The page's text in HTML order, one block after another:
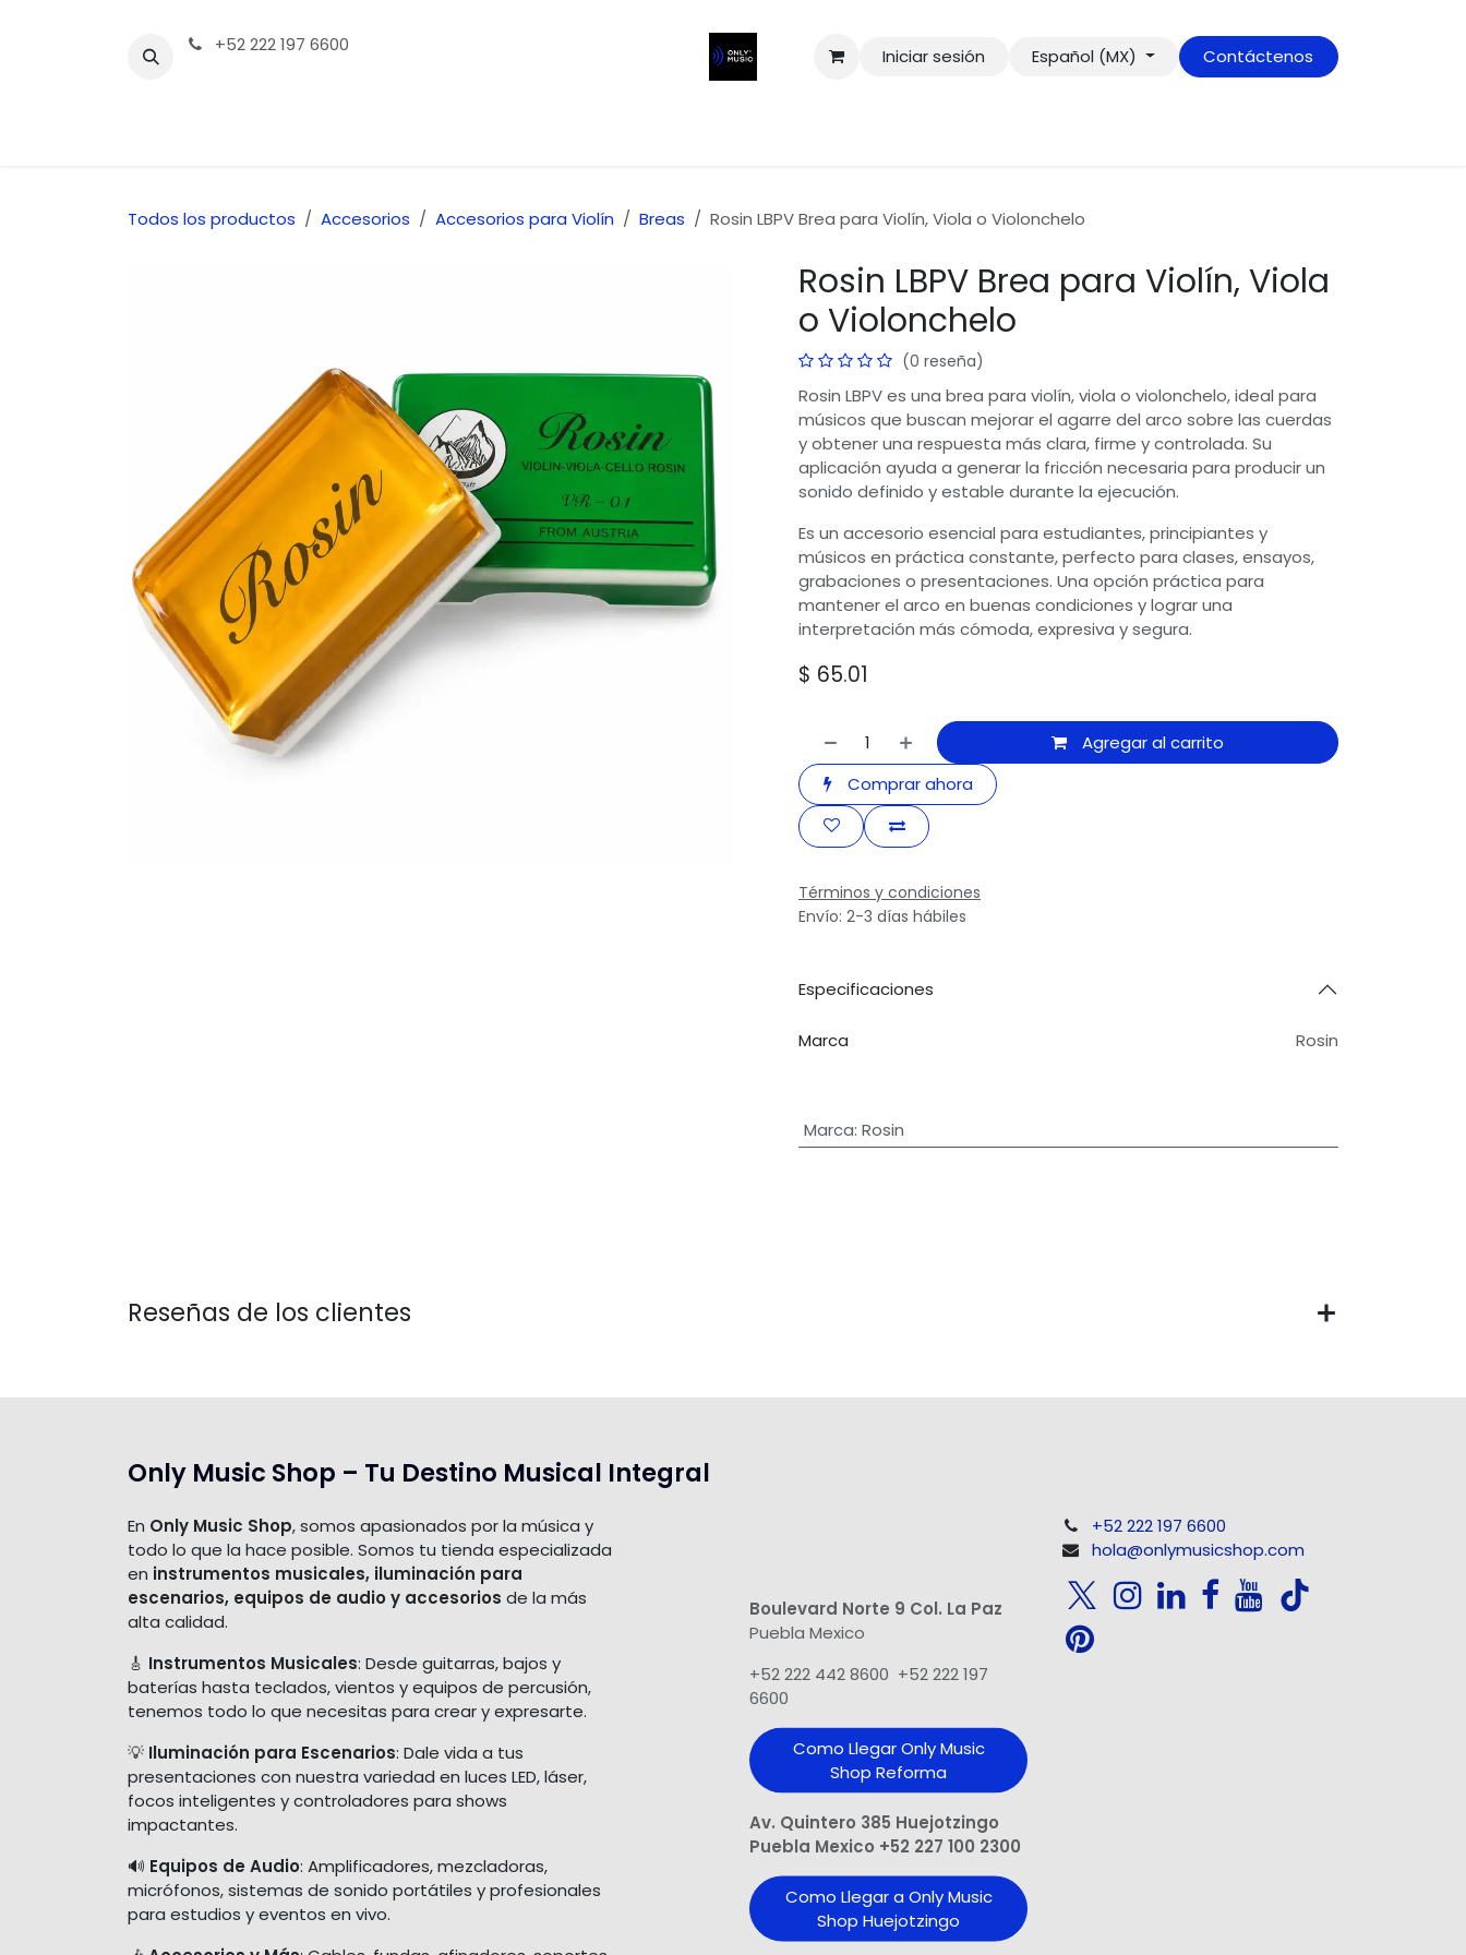
+52 222 197 6600
Iniciar sesión Español (MX) Contáctenos
Todos los productos Accesorios Accesorios para Violín Breas Rosin LBPV Brea para Violín, Viola o Violonchelo
Rosin LBPV Brea para Violín, Viola
o Violonchelo
(0 reseña)
Rosin LBPV es una brea para violín, viola o violonchelo, ideal para
músicos que buscan mejorar el agarre del arco sobre las cuerdas
y obtener una respuesta más clara, firme y controlada. Su
aplicación ayuda a generar la fricción necesaria para producir un
sonido definido y estable durante la ejecución.
Es un accesorio esencial para estudiantes, principiantes y
músicos en práctica constante, perfecto para clases, ensayos,
grabaciones o presentaciones. Una opción práctica para
mantener el arco en buenas condiciones y lograr una
interpretación más cómoda, expresiva y segura.
$ 65.01
Agregar al carrito
Comprar ahora
Términos y condiciones
Envío: 2-3 días hábiles
Especificaciones
Marca Rosin
Marca: Rosin
Reseñas de los clientes
Only Music Shop – Tu Destino Musical Integral
En Only Music Shop, somos apasionados por la música y
todo lo que la hace posible. Somos tu tienda especializada
en instrumentos musicales, iluminación para
escenarios, equipos de audio y accesorios de la más
alta calidad.
🎸 Instrumentos Musicales: Desde guitarras, bajos y
baterías hasta teclados, vientos y equipos de percusión,
tenemos todo lo que necesitas para crear y expresarte.
💡 Iluminación para Escenarios: Dale vida a tus
presentaciones con nuestra variedad en luces LED, láser,
focos inteligentes y controladores para shows
impactantes.
🔊 Equipos de Audio: Amplificadores, mezcladoras,
micrófonos, sistemas de sonido portátiles y profesionales
para estudios y eventos en vivo.
Boulevard Norte 9 Col. La Paz
Puebla Mexico
+52 222 442 8600 +52 222 197
6600
Como Llegar Only Music
Shop​ Reforma
Av. Quintero 385 Huejotzingo
Puebla Mexico +52 227 100 2300
Como Llegar a Only Music
Shop Huejotzingo
+52 222 197 6600
hola@onlymusicshop.com